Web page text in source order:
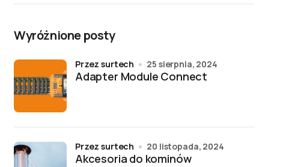
Wyróżnione posty
Adapter Module Connect
przez surtech 25 sierpnia, 2024
Akcesoria do kominów
przez surtech 20 listopada, 2024